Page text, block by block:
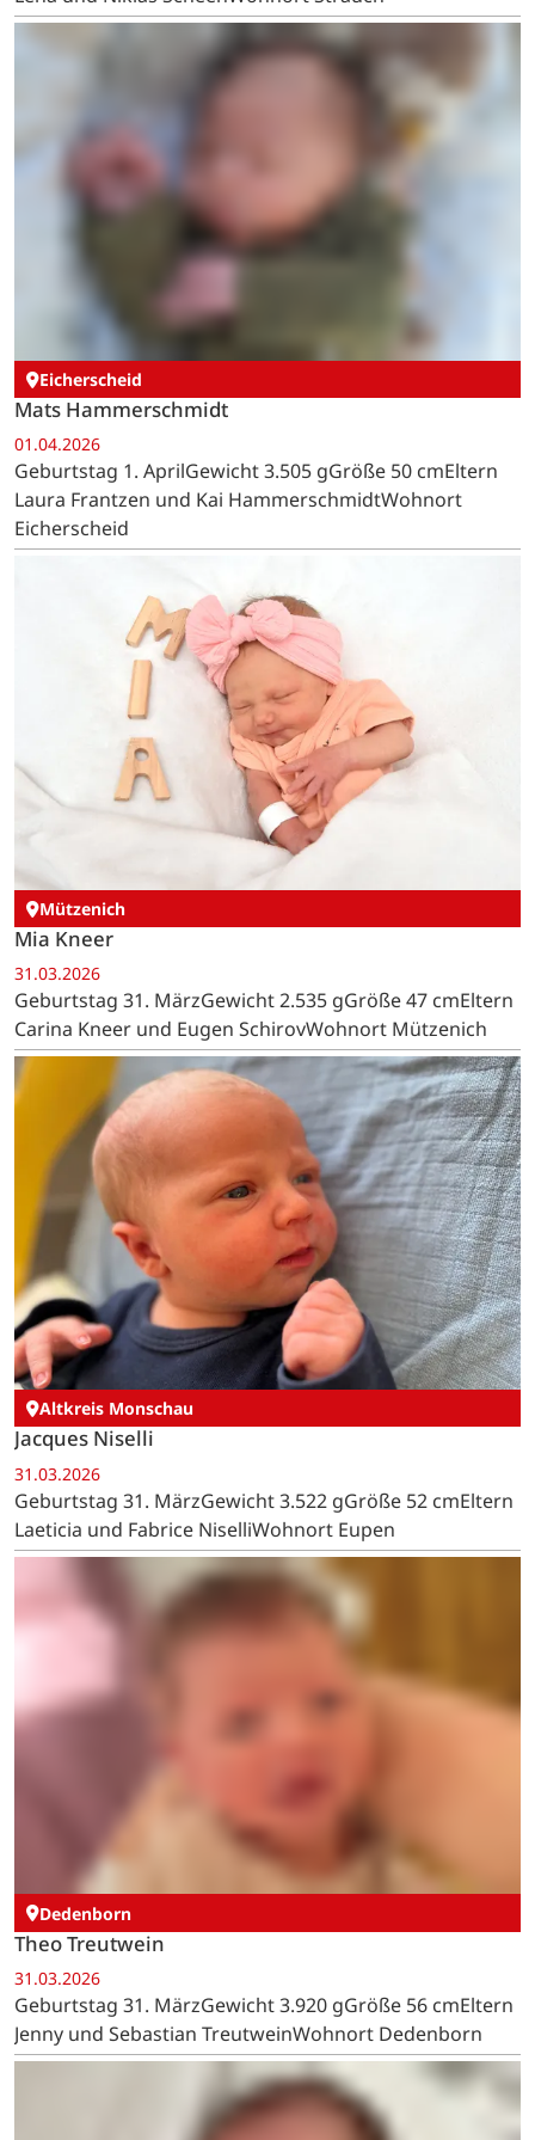
03.04.2026
Geburtstag 3. AprilGewicht 3.270 gGröße 51 cmEltern
Anne Maaßen-Kleynen und Lukas KleynenWohnort
Geburtstag 2. AprilGewicht 3.240 gGröße 49 cmEltern
Lena und Niklas ScheenWohnort Strauch
Eicherscheid
Mats Hammerschmidt
01.04.2026
Geburtstag 1. AprilGewicht 3.505 gGröße 50 cmEltern
Laura Frantzen und Kai HammerschmidtWohnort
Eicherscheid
31.03.2026
Geburtstag 31. MärzGewicht 2.535 gGröße 47 cmEltern
Carina Kneer und Eugen SchirovWohnort Mützenich